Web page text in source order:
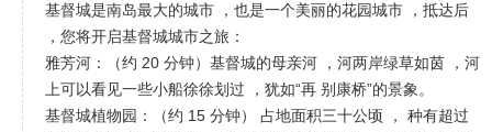
基督城是南岛最大的城市 ，也是一个美丽的花园城市 ，抵达后
，您将开启基督城城市之旅：
雅芳河：（约 20 分钟）基督城的母亲河 ，河两岸绿草如茵 ，河
上可以看见一些小船徐徐划过 ，犹如“再 别康桥”的景象。
基督城植物园：（约 15 分钟） 占地面积三十公顷 ， 种有超过